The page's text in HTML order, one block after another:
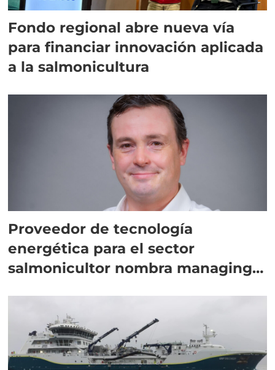
Fondo regional abre nueva vía
para financiar innovación aplicada
a la salmonicultura
Proveedor de tecnología
energética para el sector
salmonicultor nombra managing